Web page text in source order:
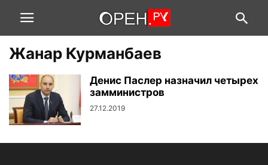
Жанар Курманбаев
Денис Паслер назначил четырех
замминистров
27.12.2019